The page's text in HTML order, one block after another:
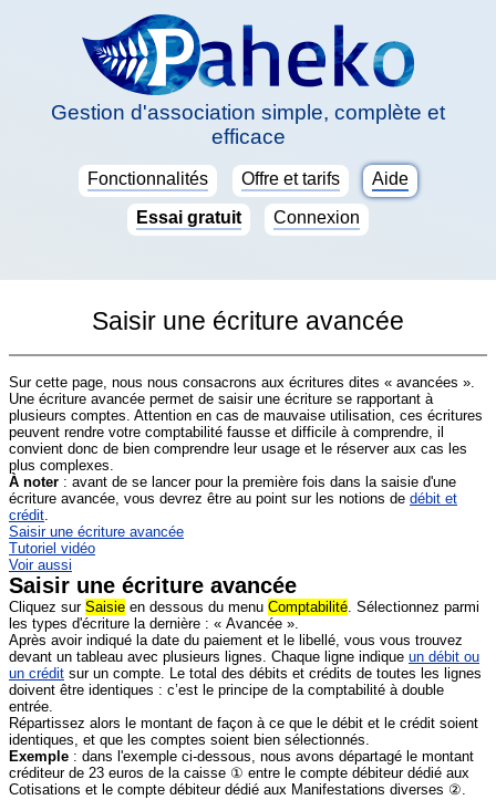
Gestion d'association simple, complète et
efficace
Fonctionnalités Offre et tarifs Aide
Essai gratuit Connexion
Saisir une écriture avancée
Sur cette page, nous nous consacrons aux écritures dites « avancées ».
Une écriture avancée permet de saisir une écriture se rapportant à
plusieurs comptes. Attention en cas de mauvaise utilisation, ces écritures
peuvent rendre votre comptabilité fausse et difficile à comprendre, il
convient donc de bien comprendre leur usage et le réserver aux cas les
plus complexes.
À noter : avant de se lancer pour la première fois dans la saisie d'une
écriture avancée, vous devrez être au point sur les notions de débit et
crédit.
Saisir une écriture avancée
Tutoriel vidéo
Voir aussi
Saisir une écriture avancée
Cliquez sur Saisie en dessous du menu Comptabilité. Sélectionnez parmi
les types d'écriture la dernière : « Avancée ».
Après avoir indiqué la date du paiement et le libellé, vous vous trouvez
devant un tableau avec plusieurs lignes. Chaque ligne indique un débit ou
un crédit sur un compte. Le total des débits et crédits de toutes les lignes
doivent être identiques : c’est le principe de la comptabilité à double
entrée.
Répartissez alors le montant de façon à ce que le débit et le crédit soient
identiques, et que les comptes soient bien sélectionnés.
Exemple : dans l'exemple ci-dessous, nous avons départagé le montant
créditeur de 23 euros de la caisse ① entre le compte débiteur dédié aux
Cotisations et le compte débiteur dédié aux Manifestations diverses ②.